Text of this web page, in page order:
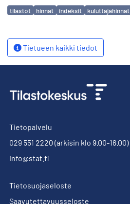
Avainsanat
tilastot hinnat indeksit kuluttajahinnat
Tietueen kaikki tiedot
Tietopalvelu
029 551 2220 (arkisin klo 9.00-16.00)
info@stat.fi
Tietosuojaseloste
Saavutettavuusseloste